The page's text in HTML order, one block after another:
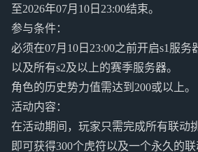
至2026年07月10日23:00结束。
参与条件：
必须在07月10日23:00之前开启s1服务
以及所有s2及以上的赛季服务器。
角色的历史势力值需达到200或以上。
活动内容：
在活动期间，玩家只需完成所有联动
即可获得300个虎符以及一个永久的